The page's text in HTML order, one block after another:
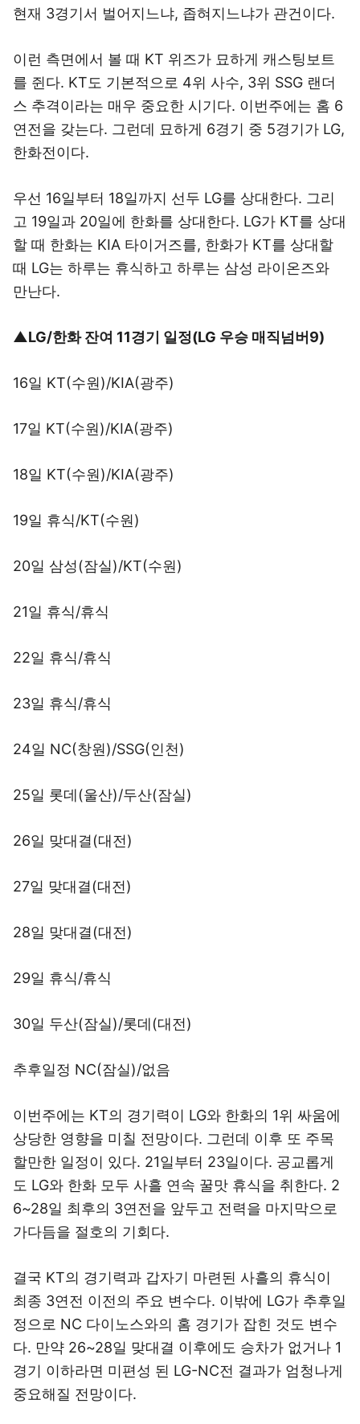
현재 3경기서 벌어지느냐, 좁혀지느냐가 관건이다.
이런 측면에서 볼 때 KT 위즈가 묘하게 캐스팅보트
를 쥔다. KT도 기본적으로 4위 사수, 3위 SSG 랜더
스 추격이라는 매우 중요한 시기다. 이번주에는 홈 6
연전을 갖는다. 그런데 묘하게 6경기 중 5경기가 LG,
한화전이다.
우선 16일부터 18일까지 선두 LG를 상대한다. 그리
고 19일과 20일에 한화를 상대한다. LG가 KT를 상대
할 때 한화는 KIA 타이거즈를, 한화가 KT를 상대할
때 LG는 하루는 휴식하고 하루는 삼성 라이온즈와
만난다.
▲LG/한화 잔여 11경기 일정(LG 우승 매직넘버9)
16일 KT(수원)/KIA(광주)
17일 KT(수원)/KIA(광주)
18일 KT(수원)/KIA(광주)
19일 휴식/KT(수원)
20일 삼성(잠실)/KT(수원)
21일 휴식/휴식
22일 휴식/휴식
23일 휴식/휴식
24일 NC(창원)/SSG(인천)
25일 롯데(울산)/두산(잠실)
26일 맞대결(대전)
27일 맞대결(대전)
28일 맞대결(대전)
29일 휴식/휴식
30일 두산(잠실)/롯데(대전)
추후일정 NC(잠실)/없음
이번주에는 KT의 경기력이 LG와 한화의 1위 싸움에
상당한 영향을 미칠 전망이다. 그런데 이후 또 주목
할만한 일정이 있다. 21일부터 23일이다. 공교롭게
도 LG와 한화 모두 사흘 연속 꿀맛 휴식을 취한다. 2
6~28일 최후의 3연전을 앞두고 전력을 마지막으로
가다듬을 절호의 기회다.
결국 KT의 경기력과 갑자기 마련된 사흘의 휴식이
최종 3연전 이전의 주요 변수다. 이밖에 LG가 추후일
정으로 NC 다이노스와의 홈 경기가 잡힌 것도 변수
다. 만약 26~28일 맞대결 이후에도 승차가 없거나 1
경기 이하라면 미편성 된 LG-NC전 결과가 엄청나게
중요해질 전망이다.